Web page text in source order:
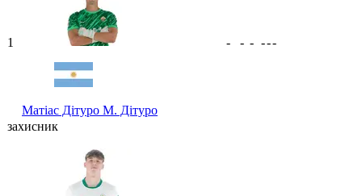
1
Матіас Дітуро М. Дітуро
- - - ---
захисник